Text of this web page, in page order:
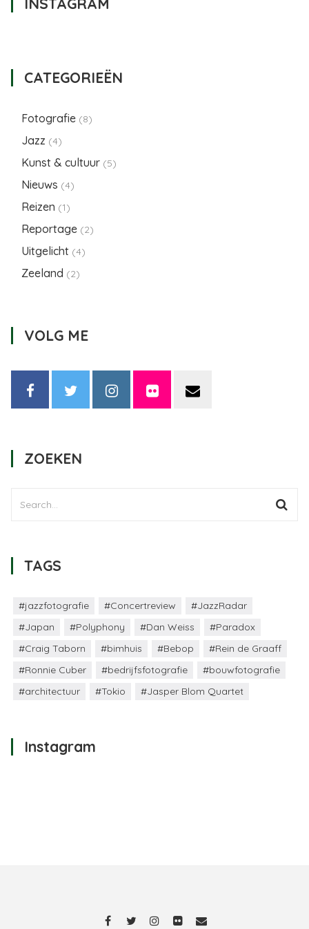
CATEGORIEËN
Fotografie (8)
Jazz (4)
Kunst & cultuur (5)
Nieuws (4)
Reizen (1)
Reportage (2)
Uitgelicht (4)
Zeeland (2)
VOLG ME
ZOEKEN
TAGS
#jazzfotografie #Concertreview
#JazzRadar
#Japan
#Polyphony #Dan Weiss
#Paradox
#Craig Taborn
#bimhuis #Bebop
#Rein de Graaff
#Ronnie Cuber
#bedrijfsfotografie
#bouwfotografie
#architectuur
#Tokio #Jasper Blom Quartet
Instagram